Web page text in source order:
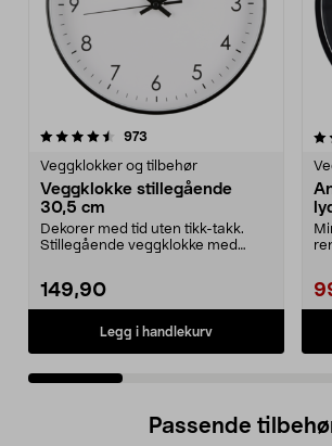
973
Veggklokker og tilbehør
Veggklokke stillegående
30,5 cm
Dekorer med tid uten tikk-takk.
Stillegående veggklokke med
149,90
Legg i handlekurv
3.0 av 5 stjerner
Passende